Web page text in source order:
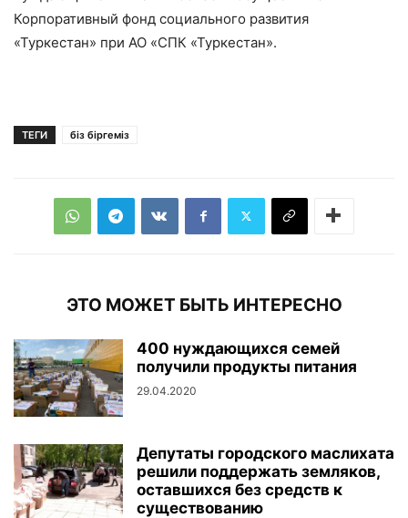
Корпоративный фонд социального развития
«Туркестан» при АО «СПК «Туркестан».
ТЕГИ біз біргеміз
ЭТО МОЖЕТ БЫТЬ ИНТЕРЕСНО
400 нуждающихся семей
получили продукты питания
29.04.2020
Депутаты городского маслихата
решили поддержать земляков,
оставшихся без средств к
существованию